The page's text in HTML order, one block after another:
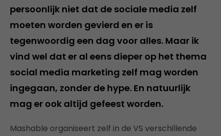
persoonlijk niet dat de sociale media zelf
moeten worden gevierd en er is
tegenwoordig een dag voor alles. Maar ik
vind wel dat er al eens dieper op het thema
social media marketing zelf mag worden
ingegaan, zonder de hype. En natuurlijk
mag er ook altijd gefeest worden.
Mashable organiseert zelf in de VS verschillende